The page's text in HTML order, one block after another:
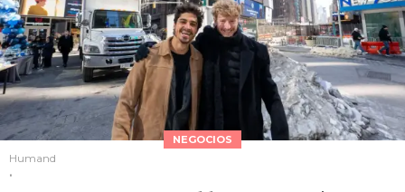
NEGOCIOS
Humand
.